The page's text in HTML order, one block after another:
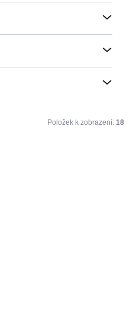
Položek k zobrazení: 18